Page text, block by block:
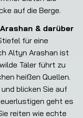
auf die Berge.
& darüber
für eine
Altyn Arashan ist
Täler führt zu
heißen Quellen.
blicken Sie auf
geht es
reiten wie echte